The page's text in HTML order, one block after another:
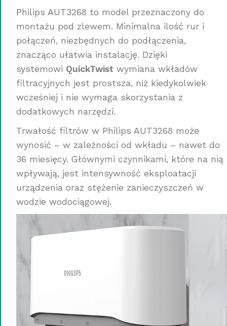
Philips AUT3268 to model przeznaczony do
montażu pod zlewem. Minimalna ilość rur i
połączeń, niezbędnych do podłączenia,
znacząco ułatwia instalację. Dzięki
systemowi QuickTwist wymiana wkładów
filtracyjnych jest prostsza, niż kiedykolwiek
wcześniej i nie wymaga skorzystania z
dodatkowych narzędzi.
Trwałość filtrów w Philips AUT3268 może
wynosić – w zależności od wkładu – nawet do
36 miesięcy. Głównymi czynnikami, które na nią
wpływają, jest intensywność eksploatacji
urządzenia oraz stężenie zanieczyszczeń w
wodzie wodociągowej.